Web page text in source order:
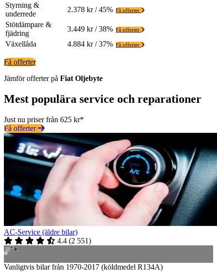
Styrning &
underrede
2.378 kr / 45% Få offerter
Stötdämpare &
fjädring
3.449 kr / 38% Få offerter
Växellåda 4.884 kr / 37% Få offerter
Få offerter
Jämför offerter på Fiat Oljebyte
Mest populära service och reparationer
Just nu priser från 625 kr*
Få offerter
AC-Service (äldre bilar)
4.4 (2 551)
Vanligtvis bilar från 1970-2017 (köldmedel R134A)